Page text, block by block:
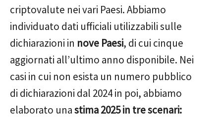
criptovalute nei vari Paesi. Abbiamo
individuato dati ufficiali utilizzabili sulle
dichiarazioni in nove Paesi, di cui cinque
aggiornati all’ultimo anno disponibile. Nei
casi in cui non esista un numero pubblico
di dichiarazioni dal 2024 in poi, abbiamo
elaborato unastima 2025 in tre scenari: